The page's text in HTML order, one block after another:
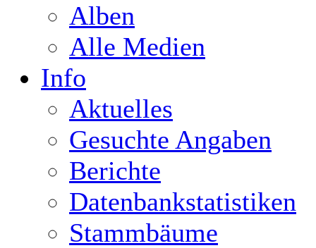
Alben
Alle Medien
Info
Aktuelles
Gesuchte Angaben
Berichte
Datenbankstatistiken
Stammbäume